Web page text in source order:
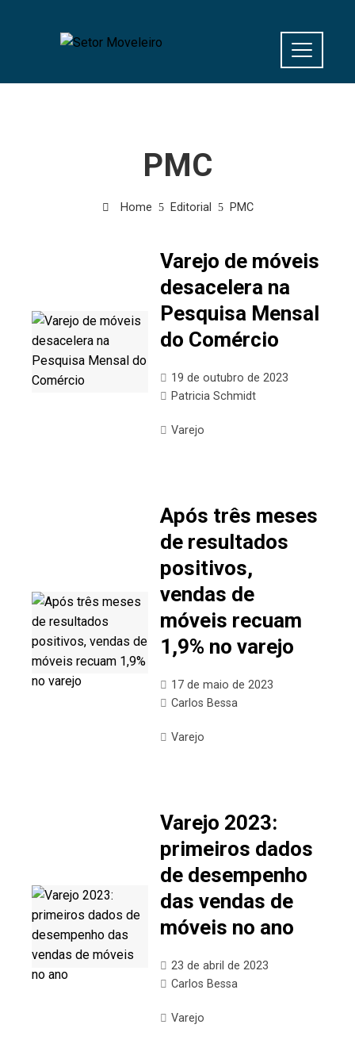
PMC
Home Editorial PMC
Varejo de móveis
desacelera na
Pesquisa Mensal
do Comércio
19 de outubro de 2023
Patricia Schmidt
Varejo
Após três meses
de resultados
positivos,
vendas de
móveis recuam
1,9% no varejo
17 de maio de 2023
Carlos Bessa
Varejo
Varejo 2023:
primeiros dados
de desempenho
das vendas de
móveis no ano
23 de abril de 2023
Carlos Bessa
Varejo